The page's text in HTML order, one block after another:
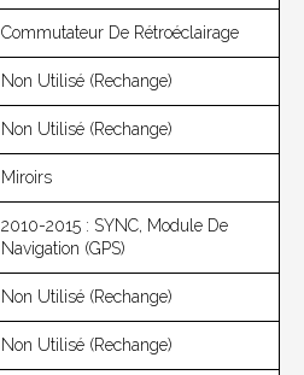
Commutateur De Rétroéclairage
Non Utilisé (rechange)
Non Utilisé (rechange)
Miroirs
2010-2015 : SYNC, Module De
Navigation (GPS)
Non Utilisé (rechange)
Non Utilisé (rechange)